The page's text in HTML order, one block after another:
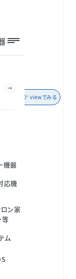
機器
応機
ロン家
等
ム
360° viewでみる